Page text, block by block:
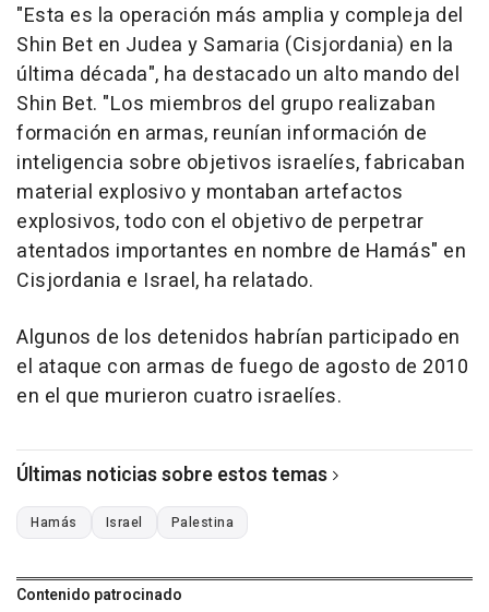
"Esta es la operación más amplia y compleja del
Shin Bet en Judea y Samaria (Cisjordania) en la
última década", ha destacado un alto mando del
Shin Bet. "Los miembros del grupo realizaban
formación en armas, reunían información de
inteligencia sobre objetivos israelíes, fabricaban
material explosivo y montaban artefactos
explosivos, todo con el objetivo de perpetrar
atentados importantes en nombre de Hamás" en
Cisjordania e Israel, ha relatado.
Algunos de los detenidos habrían participado en
el ataque con armas de fuego de agosto de 2010
en el que murieron cuatro israelíes.
Últimas noticias sobre estos temas
Hamás Israel Palestina
Contenido patrocinado